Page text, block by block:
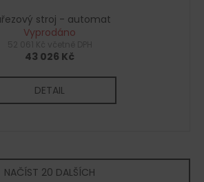
stroj - automat
Vyprodáno
43 026 Kč
DETAIL
NAČÍST 20 DALŠÍCH